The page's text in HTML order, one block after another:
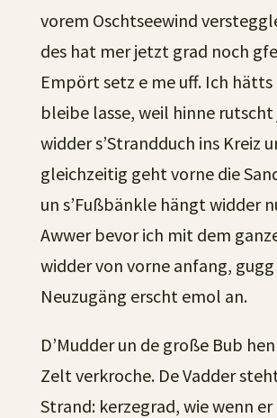
vorem Oschtseewind
des hat mer jetzt grad noch
Empört setz e me uff. Ich hätts
bleibe lasse, weil hinne
widder s’Strandduch ins Kreiz
gleichzeitig geht vorne die
un s’Fußbänkle hängt widder
Awwer bevor ich mit dem
widder von vorne anfang,
Neuzugäng erscht emol an.
D’Mudder un de große Bub
Zelt verkroche. De Vadder
Strand: kerzegrad, wie wenn